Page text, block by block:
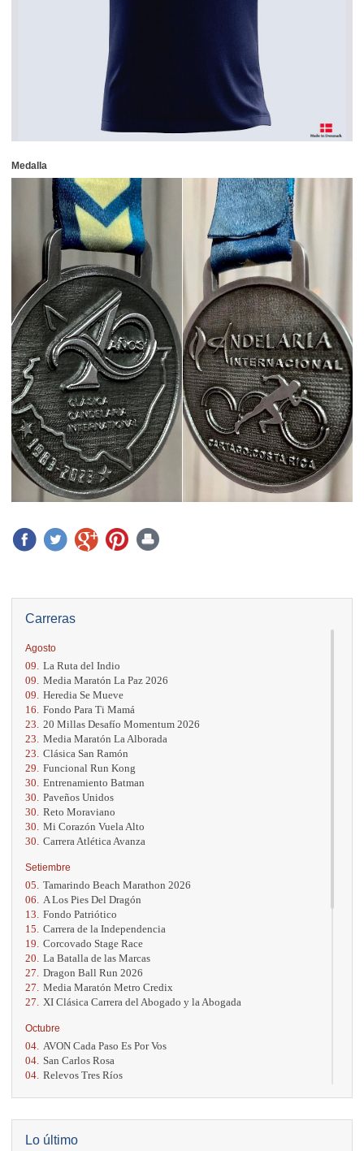
Carreras
Agosto
09. La Ruta del Indio
09. Media Maratón La Paz 2026
09. Heredia Se Mueve
16. Fondo Para Ti Mamá
23. 20 Millas Desafío Momentum 2026
23. Media Maratón La Alborada
23. Clásica San Ramón
29. Funcional Run Kong
30. Entrenamiento Batman
30. Paveños Unidos
30. Reto Moraviano
30. Mi Corazón Vuela Alto
30. Carrera Atlética Avanza
Setiembre
05. Tamarindo Beach Marathon 2026
06.
A Los Pies Del Dragón
13. Fondo Patriótico
15. Carrera de la Independencia
19. Corcovado Stage Race
20. La Batalla de las Marcas
27. Dragon Ball Run 2026
27. Media Maratón Metro Credix
27.
XI Clásica Carrera del Abogado y la Abogada
Octubre
04. AVON Cada Paso Es Por Vos
04. San Carlos Rosa
04. Relevos Tres Ríos
17. Caribe Paradise Run
18.
Casa Turire Trail Run
18. Warriors Run Circuit
Lo último
Medalla